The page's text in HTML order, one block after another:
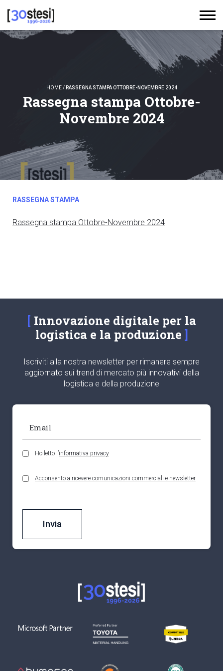
HOME/ RASSEGNA STAMPA OTTOBRE-NOVEMBRE 2024
Rassegna stampa Ottobre-
Novembre 2024
RASSEGNA STAMPA
Rassegna stampa Ottobre-Novembre 2024
Innovazione digitale per la
logistica e la produzione
Iscriviti alla nostra newsletter per rimanere sempre
aggiornato sui trend di mercato più innovativi della
logistica e della produzione
Ho letto l’informativa privacy
Acconsento a ricevere comunicazioni commerciali e newsletter